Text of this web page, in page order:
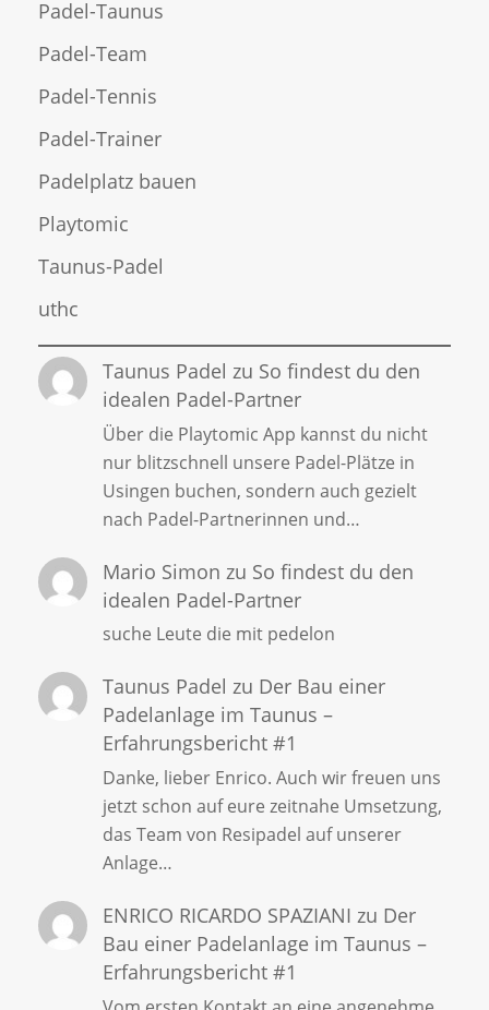
Padel-Taunus
Padel-Team
Padel-Tennis
Padel-Trainer
Padelplatz bauen
Playtomic
Taunus-Padel
uthc
Taunus Padel zu So findest du den
idealen Padel-Partner
Über die Playtomic App kannst du nicht
nur blitzschnell unsere Padel-Plätze in
Usingen buchen, sondern auch gezielt
nach Padel-Partnerinnen und…
Mario Simon zu So findest du den
idealen Padel-Partner
suche Leute die mit pedelon
Taunus Padel zu Der Bau einer
Padelanlage im Taunus –
Erfahrungsbericht #1
Danke, lieber Enrico. Auch wir freuen uns
jetzt schon auf eure zeitnahe Umsetzung,
das Team von Resipadel auf unserer
Anlage…
ENRICO RICARDO SPAZIANI zu Der
Bau einer Padelanlage im Taunus –
Erfahrungsbericht #1